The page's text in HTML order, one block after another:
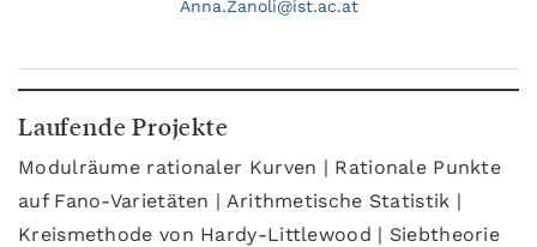
Anna.Zanoli@ist.ac.at
Laufende Projekte
Modulräume rationaler Kurven | Rationale Punkte
auf Fano-Varietäten | Arithmetische Statistik |
Kreismethode von Hardy-Littlewood | Siebtheorie